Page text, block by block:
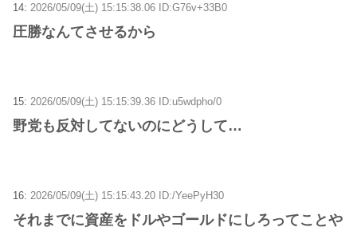
14: 2026/05/09(土) 15:15:38.06 ID:G76v+33B0
圧勝なんてさせるから
15: 2026/05/09(土) 15:15:39.36 ID:u5wdpho/0
野党も反対してないのにどうして…
16: 2026/05/09(土) 15:15:43.20 ID:/YeePyH30
それまでに資産をドルやゴールドにしろってことや